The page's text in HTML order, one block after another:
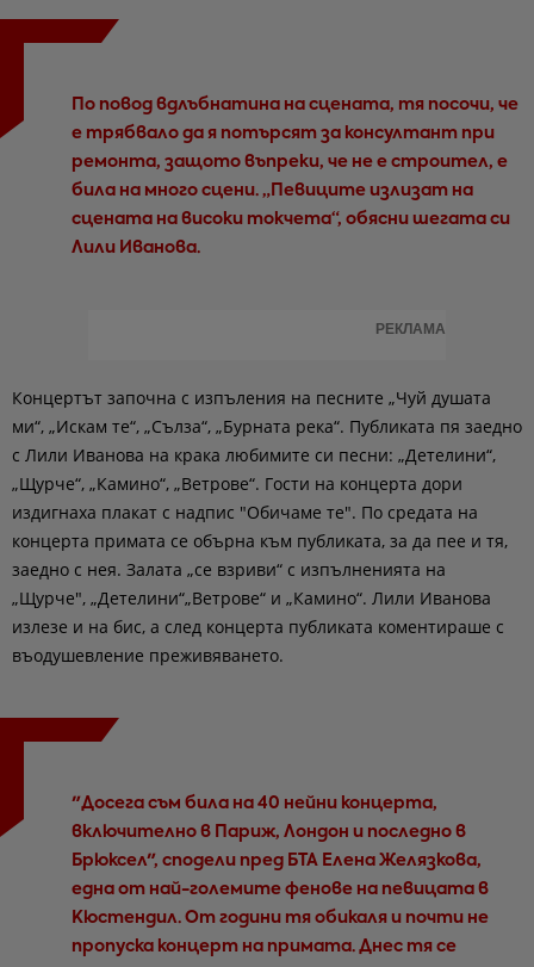
По повод вдлъбнатина на сцената, тя посочи, че
е трябвало да я потърсят за консултант при
ремонта, защото въпреки, че не е строител, е
била на много сцени. „Певиците излизат на
сцената на високи токчета“, обясни шегата си
Лили Иванова.
РЕКЛАМА
Концертът започна с изпъления на песните „Чуй душата
ми“, „Искам те“, „Сълза“, „Бурната река“. Публиката пя заедно
с Лили Иванова на крака любимите си песни: „Детелини“,
„Щурче“, „Камино“, „Ветрове“. Гости на концерта дори
издигнаха плакат с надпис "Обичаме те". По средата на
концерта примата се обърна към публиката, за да пее и тя,
заедно с нея. Залата „се взриви“ с изпълненията на
„Щурче", „Детелини“„Ветрове“ и „Камино“. Лили Иванова
излезе и на бис, а след концерта публиката коментираше с
въодушевление преживяването.
"Досега съм била на 40 нейни концерта,
включително в Париж, Лондон и последно в
Брюксел", сподели пред БТА Елена Желязкова,
една от най-големите фенове на певицата в
Кюстендил. От години тя обикаля и почти не
пропуска концерт на примата. Днес тя се